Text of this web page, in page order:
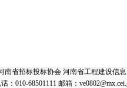
南省招标投标协会 河南省工程建设信
：010-68501111 邮箱：